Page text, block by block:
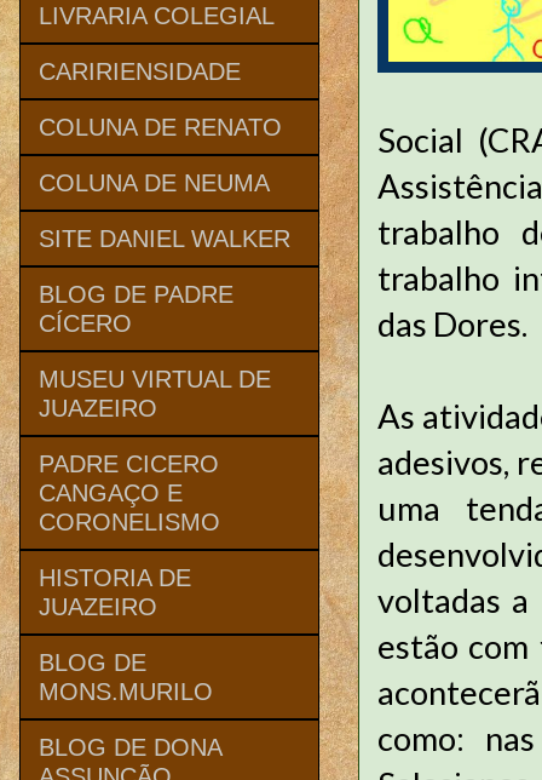
Social
trabalho
trabalho
das Dores.
As
adesivos,
uma
voltadas a
estão
como:
LIVRARIA COLEGIAL
CARIRIENSIDADE
COLUNA DE RENATO
COLUNA DE NEUMA
SITE DANIEL WALKER
BLOG DE PADRE
CÍCERO
MUSEU VIRTUAL DE
JUAZEIRO
PADRE CICERO
CANGAÇO E
CORONELISMO
HISTORIA DE
JUAZEIRO
BLOG DE
MONS.MURILO
BLOG DE DONA